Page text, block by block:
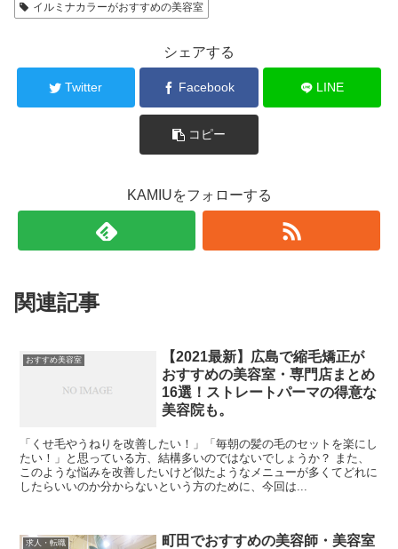
イルミナカラーがおすすめの美容室
シェアする
Twitter Facebook LINE
コピー
KAMIUをフォローする
関連記事
おすすめ美容室
【2021最新】広島で縮毛矯正が
おすすめの美容室・専門店まとめ
16選！ストレートパーマの得意な
美容院も。
「くせ毛やうねりを改善したい！」「毎朝の髪の毛のセットを楽にし
たい！」と思っている方、結構多いのではないでしょうか？ また、
このような悩みを改善したいけど似たようなメニューが多くてどれに
したらいいのか分からないという方のために、今回は...
求人・転職
町田でおすすめの美容師・美容室